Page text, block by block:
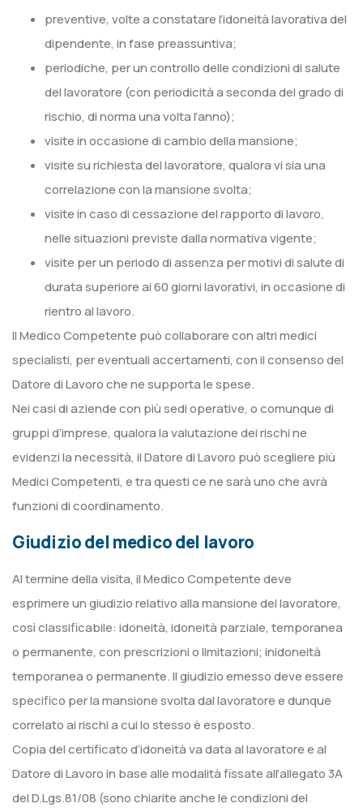
preventive, volte a constatare l’idoneità lavorativa del
dipendente, in fase preassuntiva;
periodiche, per un controllo delle condizioni di salute
del lavoratore (con periodicità a seconda del grado di
rischio, di norma una volta l’anno);
visite in occasione di cambio della mansione;
visite su richiesta del lavoratore, qualora vi sia una
correlazione con la mansione svolta;
visite in caso di cessazione del rapporto di lavoro,
nelle situazioni previste dalla normativa vigente;
visite per un periodo di assenza per motivi di salute di
durata superiore ai 60 giorni lavorativi, in occasione di
rientro al lavoro.
Il Medico Competente può collaborare con altri medici
specialisti, per eventuali accertamenti, con il consenso del
Datore di Lavoro che ne supporta le spese.
Nei casi di aziende con più sedi operative, o comunque di
gruppi d’imprese, qualora la valutazione dei rischi ne
evidenzi la necessità, il Datore di Lavoro può scegliere più
Medici Competenti, e tra questi ce ne sarà uno che avrà
funzioni di coordinamento.
Giudizio del medico del lavoro
Al termine della visita, il Medico Competente deve
esprimere un giudizio relativo alla mansione del lavoratore,
così classificabile: idoneità, idoneità parziale, temporanea
o permanente, con prescrizioni o limitazioni; inidoneità
temporanea o permanente. Il giudizio emesso deve essere
specifico per la mansione svolta dal lavoratore e dunque
correlato ai rischi a cui lo stesso è esposto.
Copia del certificato d’idoneità va data al lavoratore e al
Datore di Lavoro in base alle modalità fissate all’allegato 3A
del D.Lgs.81/08 (sono chiarite anche le condizioni del